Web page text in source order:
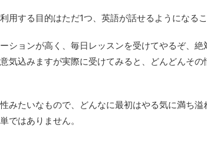
用する目的はただ1つ、英語が話せるようになるこ
ションが高く、毎日レッスンを受けてやるぞ、絶
気込みますが実際に受けてみると、どんどんその
みたいなもので、どんなに最初はやる気に満ち
ではありません。